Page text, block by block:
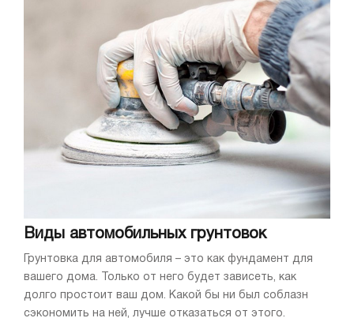
Виды автомобильных грунтовок
Грунтовка для автомобиля – это как фундамент для
вашего дома. Только от него будет зависеть, как
долго простоит ваш дом. Какой бы ни был соблазн
сэкономить на ней, лучше отказаться от этого.